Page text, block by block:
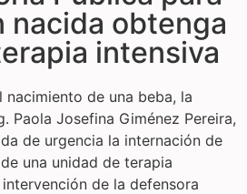
nacida obtenga
intensiva
de una beba, la
Paola Josefina Giménez Pereira,
de urgencia la internación de
una unidad de terapia
de la defensora